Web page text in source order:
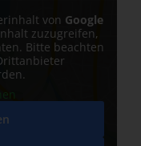
von Google
zuzugreifen,
Bitte beachten